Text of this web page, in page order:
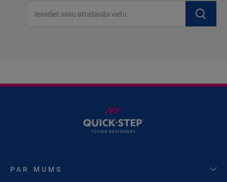
PAR MUMS